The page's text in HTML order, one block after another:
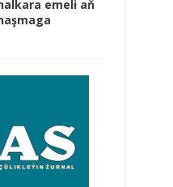
emeli aň